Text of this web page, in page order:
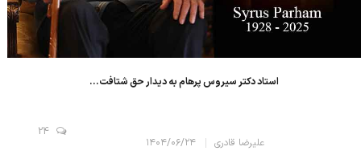
استاد دکتر سیروس پرهام به دیدار حق شتافت...
علیرضا قادری ۱۴۰۴/۰۶/۲۴
24